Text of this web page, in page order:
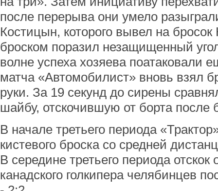
после перерыва они умело
Костицын, которого вывел на
броском поразил незащищенный
волне успеха хозяева поатаковали
матча «Автомобилист» вновь взял
руки. За 19 секунд до сирены
шайбу, отскочившую от борта после
В начале третьего периода
кистевого броска со средней
В середине третьего периода отскок
канадского голкипера челябинцев